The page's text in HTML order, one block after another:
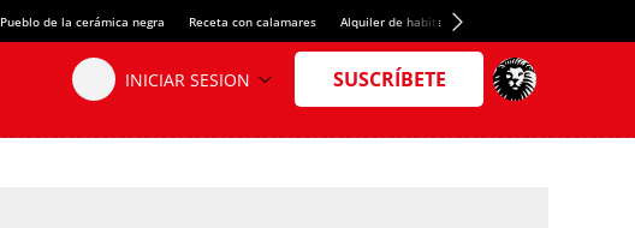
Pueblo de la cerámica negra Receta con calamares Alquiler de habitaciones en España